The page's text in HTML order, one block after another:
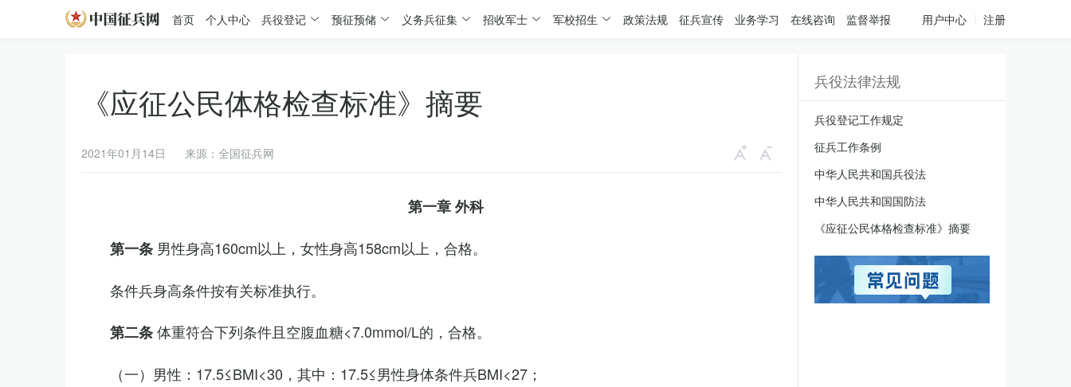
首页 个人中心 兵役登记 预征预储 义务兵征集 招收军士 军校招生 政策法规 征兵宣传 业务学习 在线咨询 监督举报 用户中心 注册
《应征公民体格检查标准》摘要
2021年01月14日 来源：全国征兵网
第一章 外科
第一条 男性身高160cm以上，女性身高158cm以上，合格。
条件兵身高条件按有关标准执行。
第二条体重符合下列条件且空腹血糖<7.0mmol/L的，合格。
（一）男性：17.5≤BMI<30，其中：17.5≤男性身体条件兵BMI<27；
兵役法律法规
兵役登记工作规定
征兵工作条例
中华人民共和国兵役法
中华人民共和国国防法
《应征公民体格检查标准》摘要